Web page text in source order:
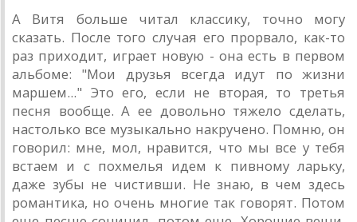
А Витя больше читал классику, точно могу
сказать. После того случая его прорвало, как-то
раз приходит, играет новую - она есть в первом
альбоме: "Мои друзья всегда идут по жизни
маршем..." Это его, если не вторая, то третья
песня вообще. А ее довольно тяжело сделать,
настолько все музыкально накручено. Помню, он
говорил: мне, мол, нравится, что мы все у тебя
встаем и с похмелья идем к пивному ларьку,
даже зубы не чистивши. Не знаю, в чем здесь
романтика, но очень многие так говорят. Потом